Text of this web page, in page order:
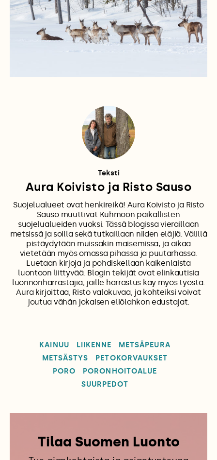
Teksti
Aura Koivisto ja Risto Sauso
Suojelualueet ovat henkireikä! Aura Koivisto ja Risto
Sauso muuttivat Kuhmoon paikallisten
suojelualueiden vuoksi. Tässä blogissa vieraillaan
metsissä ja soilla sekä tutkaillaan niiden eläjiä. Välillä
pistäydytään muissakin maisemissa, ja aikaa
vietetään myös omassa pihassa ja puutarhassa.
Luetaan kirjoja ja pohdiskellaan kaikenlaista
luontoon liittyvää. Blogin tekijät ovat elinkautisia
luonnonharrastajia, joille harrastus käy myös työstä.
Aura kirjoittaa, Risto valokuvaa, ja kohteiksi voivat
joutua vähän jokaisen eliölahkon edustajat.
KAINUU LIIKENNE
METSÄPEURA
METSÄSTYS
PETOKORVAUKSET
PORO
PORONHOITOALUE
SUURPEDOT
Tilaa Suomen Luonto